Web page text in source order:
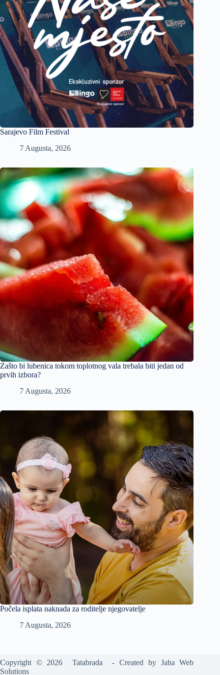
Sarajevo Film Festival
7 Augusta, 2026
Zašto bi lubenica tokom toplotnog vala trebala biti jedan od
prvih izbora?
7 Augusta, 2026
Počela isplata naknada za roditelje njegovatelje
7 Augusta, 2026
Copyright © 2026 Tatabrada - Created by Jaha Web
Solutions